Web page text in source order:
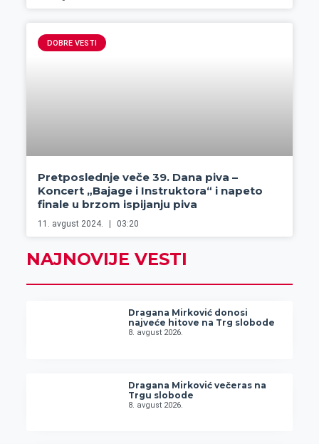
DOBRE VESTI
Pretposlednje veče 39. Dana piva –
Koncert „Bajage i Instruktora“ i napeto
finale u brzom ispijanju piva
11. avgust 2024. 03:20
NAJNOVIJE VESTI
Dragana Mirković donosi
najveće hitove na Trg slobode
8. avgust 2026.
Dragana Mirković večeras na
Trgu slobode
8. avgust 2026.